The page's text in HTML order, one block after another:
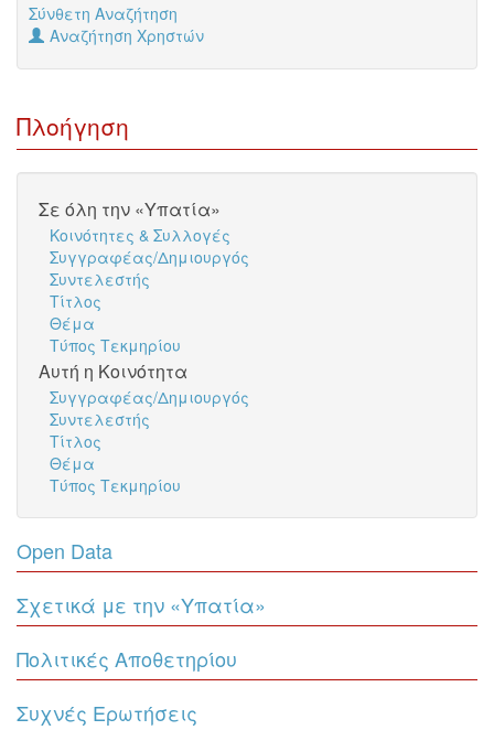
Σύνθετη Αναζήτηση
Αναζήτηση Χρηστών
Πλοήγηση
Σε όλη την «Υπατία»
Κοινότητες & Συλλογές
Συγγραφέας/Δημιουργός
Συντελεστής
Τίτλος
Θέμα
Τύπος Τεκμηρίου
Αυτή η Κοινότητα
Συγγραφέας/Δημιουργός
Συντελεστής
Τίτλος
Θέμα
Τύπος Τεκμηρίου
Open Data
Σχετικά με την «Υπατία»
Πολιτικές Αποθετηρίου
Συχνές Ερωτήσεις